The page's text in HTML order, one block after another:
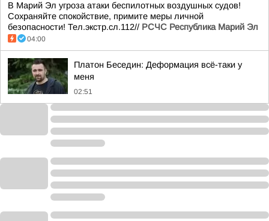
В Марий Эл угроза атаки беспилотных воздушных судов!
Сохраняйте спокойствие, примите меры личной
безопасности! Тел.экстр.сл.112// РСЧС Республика Марий Эл
04:00
Платон Беседин: Деформация всё-таки у
меня
02:51